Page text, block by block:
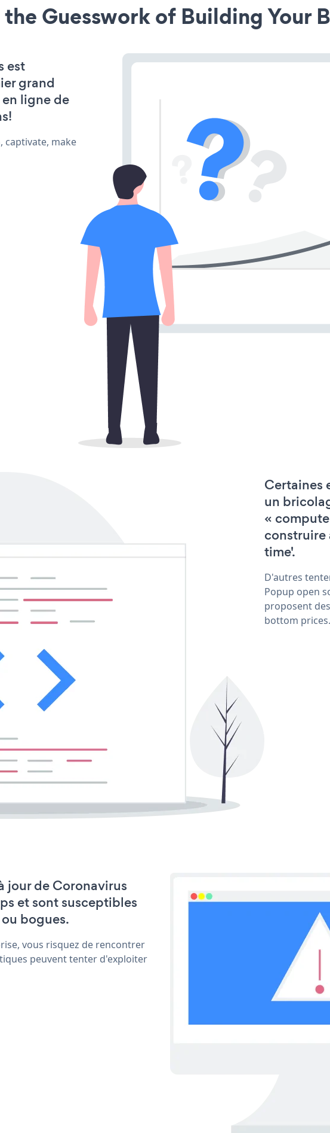
the Guesswork of Building Your
est
grand
ligne de
captivate, make
Certaines
un
«
construire
time'.
D'autres
Popup open
proposent
bottom prices.
jour de Coronavirus
et sont susceptibles
bogues.
vous risquez de rencontrer
peuvent tenter d'exploiter